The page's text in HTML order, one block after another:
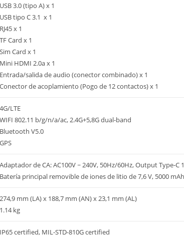
USB 3.0 (tipo A) x 1
USB tipo C 3.1 x 1
RJ45 x 1
TF Card x 1
Sim Card x 1
Mini HDMI 2.0a x 1
Entrada/salida de audio (conector combinado) x 1
Conector de acoplamiento (Pogo de 12 contactos) x 1
4G/LTE
WIFI 802.11 b/g/n/a/ac, 2.4G+5,8G dual-band
Bluetooth V5.0
GPS
Adaptador de CA: AC100V ~ 240V, 50Hz/60Hz, Output Type-C
Batería principal removible de iones de litio de 7,6 V, 5000
274,9 mm (LA) x 188,7 mm (AN) x 23,1 mm (AL)
1.14 kg
IP65 certified, MIL-STD-810G certified